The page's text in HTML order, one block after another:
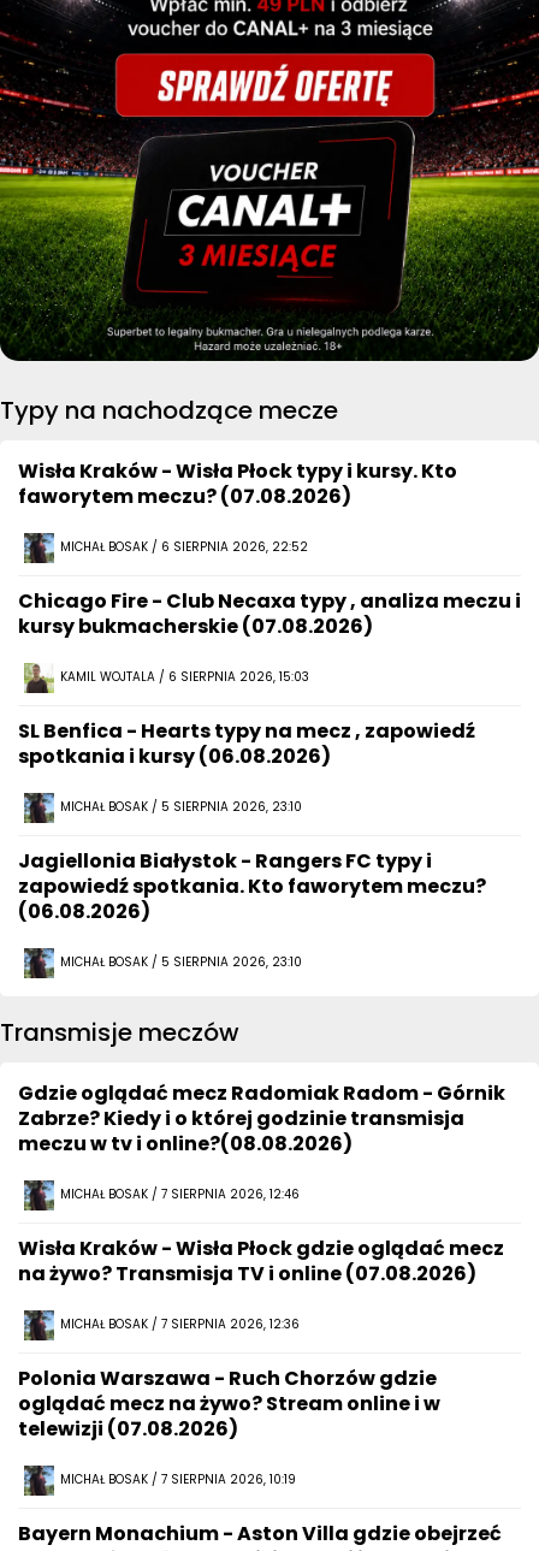
Typy na nachodzące mecze
Wisła Kraków - Wisła Płock typy i kursy. Kto
faworytem meczu? (07.08.2026)
MICHAŁ BOSAK / 6 SIERPNIA 2026, 22:52
Chicago Fire - Club Necaxa typy , analiza meczu i
kursy bukmacherskie (07.08.2026)
KAMIL WOJTALA / 6 SIERPNIA 2026, 15:03
SL Benfica - Hearts typy na mecz , zapowiedź
spotkania i kursy (06.08.2026)
MICHAŁ BOSAK / 5 SIERPNIA 2026, 23:10
Jagiellonia Białystok - Rangers FC typy i
zapowiedź spotkania. Kto faworytem meczu?
(06.08.2026)
MICHAŁ BOSAK / 5 SIERPNIA 2026, 23:10
Transmisje meczów
Gdzie oglądać mecz Radomiak Radom - Górnik
Zabrze? Kiedy i o której godzinie transmisja
meczu w tv i online?(08.08.2026)
MICHAŁ BOSAK / 7 SIERPNIA 2026, 12:46
Wisła Kraków - Wisła Płock gdzie oglądać mecz
na żywo? Transmisja TV i online (07.08.2026)
MICHAŁ BOSAK / 7 SIERPNIA 2026, 12:36
Polonia Warszawa - Ruch Chorzów gdzie
oglądać mecz na żywo? Stream online i w
telewizji (07.08.2026)
MICHAŁ BOSAK / 7 SIERPNIA 2026, 10:19
Bayern Monachium - Aston Villa gdzie obejrzeć